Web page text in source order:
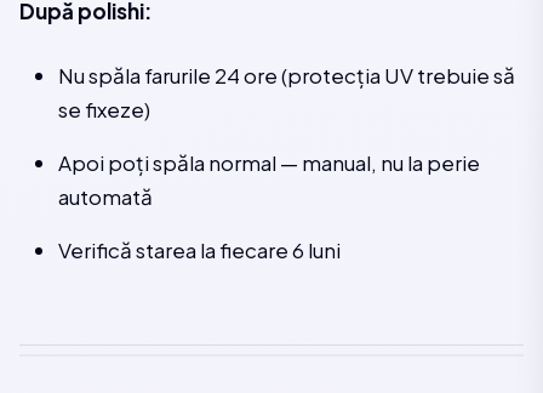
După polishi:
Nu spăla farurile 24 ore (protecția UV trebuie să
se fixeze)
Apoi poți spăla normal — manual, nu la perie
automată
Verifică starea la fiecare 6 luni